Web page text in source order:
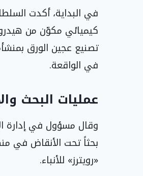
في البداية، أكدت
كيميائي مكوّن من
تصنيع عجين الورق
في الواقعة.
عمليات البحث
وقال مسؤول في إدارة
بحثاً تحت الأنقاض في
«رويترز» للأنباء.